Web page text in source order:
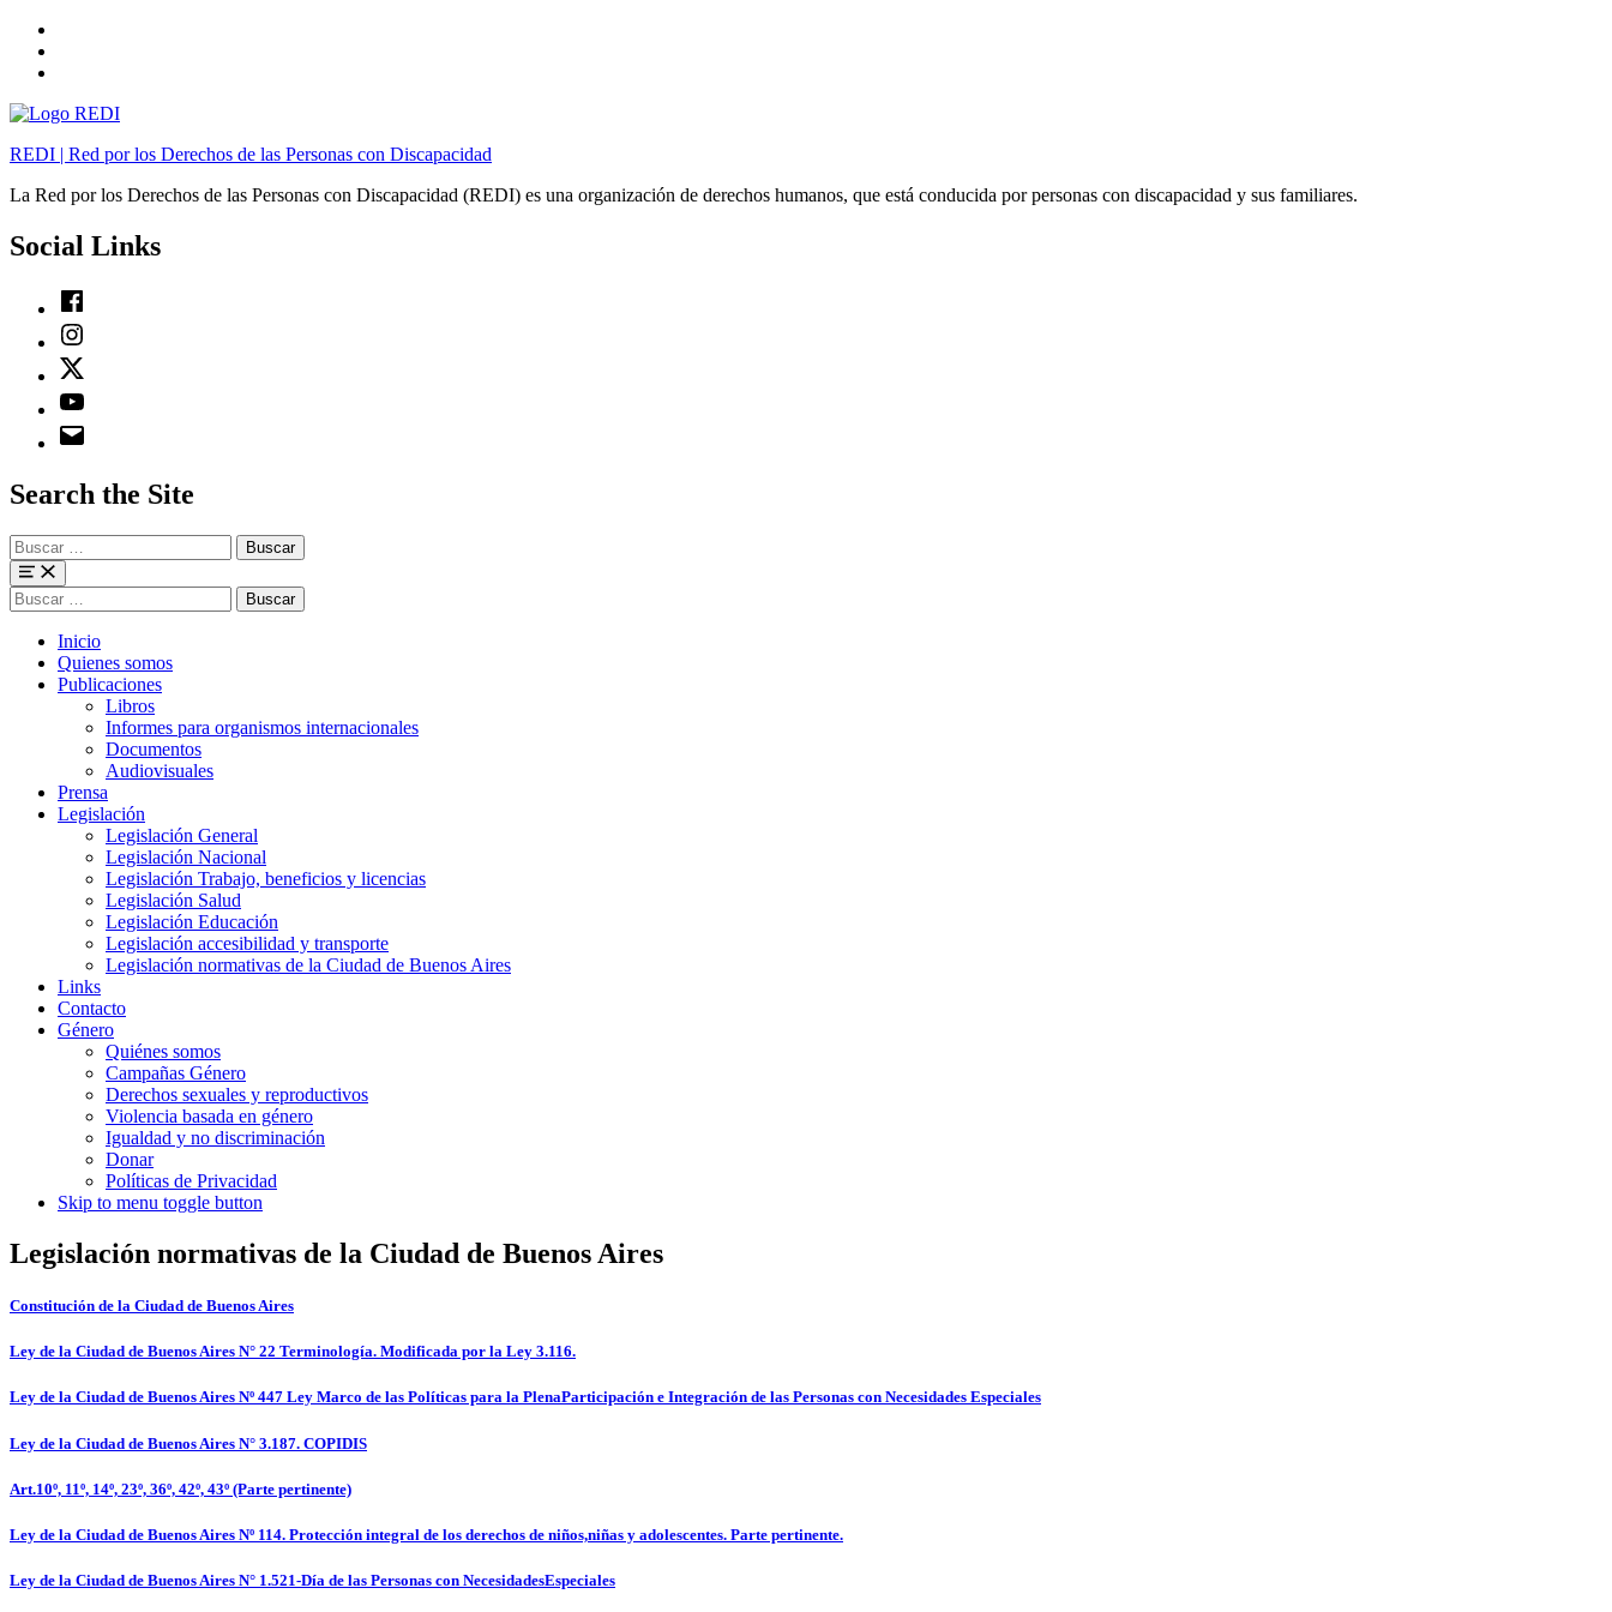
content
footer
REDI | Red por los Derechos de las Personas con Discapacidad
La Red por los Derechos de las Personas con Discapacidad (REDI) es una organización de derechos humanos, que está conducida por personas con discapacidad y sus familiares.
Social Links
Facebook
Instagram
Twitter
Youtube
Email
Search the Site
Buscar
para:
Menu
Buscar
para:
Inicio
Quienes somos
Publicaciones
Libros
Informes para organismos internacionales
Documentos
Audiovisuales
Prensa
Legislación
Legislación General
Legislación Nacional
Legislación Trabajo, beneficios y licencias
Legislación Salud
Legislación Educación
Legislación accesibilidad y transporte
Legislación normativas de la Ciudad de Buenos Aires
Links
Contacto
Género
Quiénes somos
Campañas Género
Derechos sexuales y reproductivos
Violencia basada en género
Igualdad y no discriminación
Donar
Políticas de Privacidad
Skip to menu toggle button
Legislación normativas de la Ciudad de Buenos Aires
Constitución de la Ciudad de Buenos Aires
Ley de la Ciudad de Buenos Aires N° 22 Terminología. Modificada por la Ley 3.116.
Ley de la Ciudad de Buenos Aires Nº 447 Ley Marco de las Políticas para la PlenaParticipación e Integración de las Personas con Necesidades Especiales
Ley de la Ciudad de Buenos Aires N° 3.187. COPIDIS
Art.10º, 11º, 14º, 23º, 36º, 42º, 43º (Parte pertinente)
Ley de la Ciudad de Buenos Aires Nº 114. Protección integral de los derechos de niños,niñas y adolescentes. Parte pertinente.
Ley de la Ciudad de Buenos Aires N° 1.521-Día de las Personas con NecesidadesEspeciales